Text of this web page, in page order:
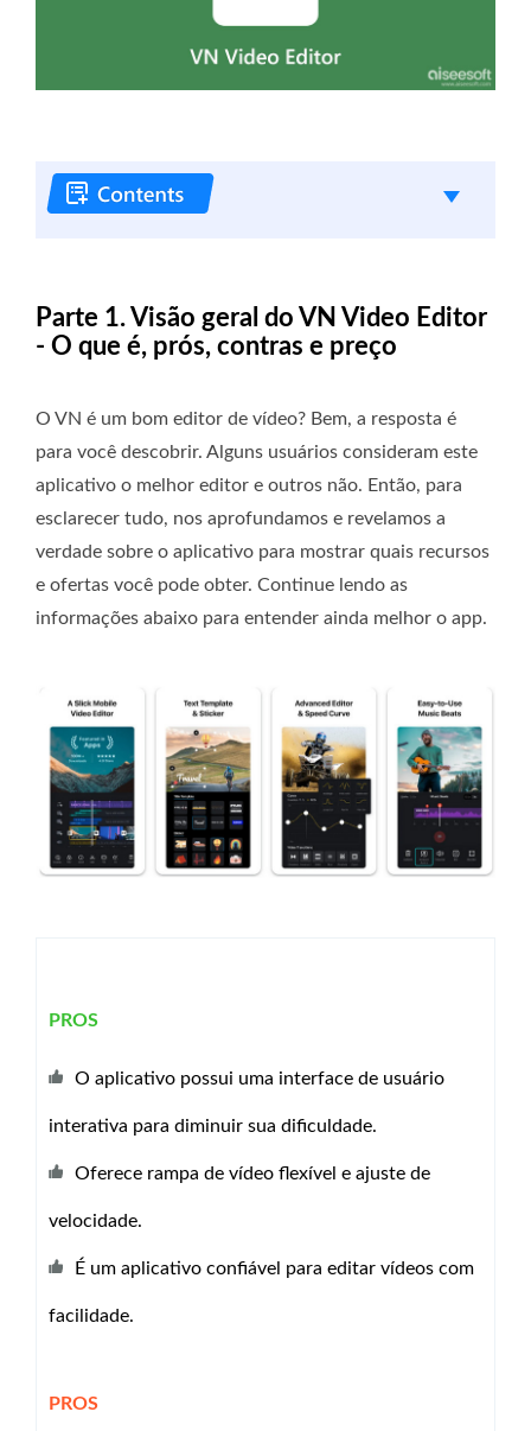
Parte 1. Visão geral do VN Video Editor
- O que é, prós, contras e preço
O VN é um bom editor de vídeo? Bem, a resposta é
para você descobrir. Alguns usuários consideram este
aplicativo o melhor editor e outros não. Então, para
esclarecer tudo, nos aprofundamos e revelamos a
verdade sobre o aplicativo para mostrar quais recursos
e ofertas você pode obter. Continue lendo as
informações abaixo para entender ainda melhor o app.
PROS
O aplicativo possui uma interface de usuário
interativa para diminuir sua dificuldade.
Oferece rampa de vídeo flexível e ajuste de
velocidade.
É um aplicativo confiável para editar vídeos com
facilidade.
PROS